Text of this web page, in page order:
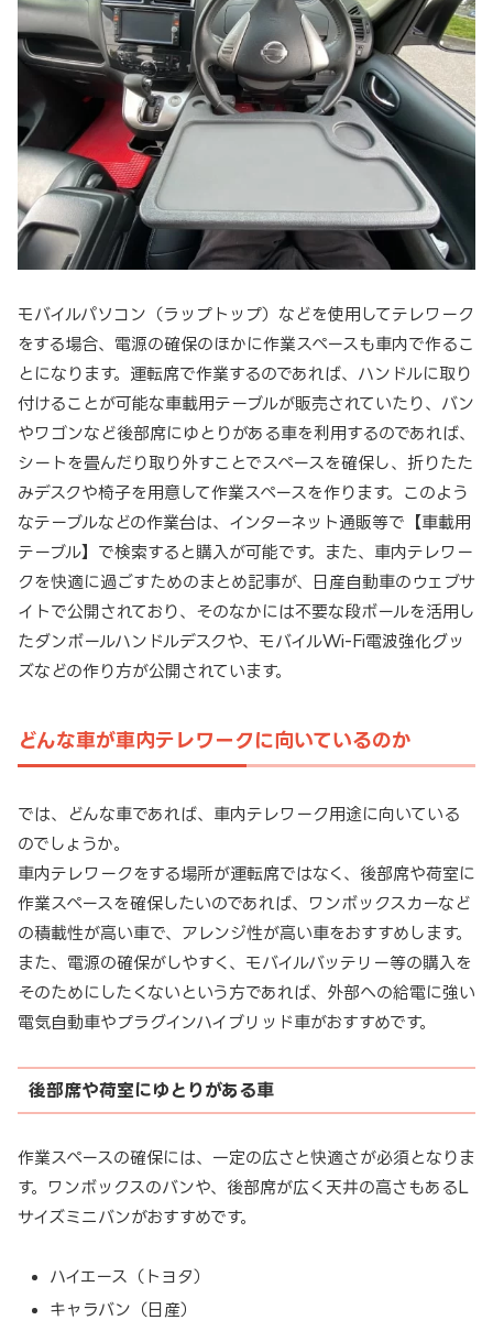
モバイルパソコン（ラップトップ）などを使用してテレワーク
をする場合、電源の確保のほかに作業スペースも車内で作るこ
とになります。運転席で作業するのであれば、ハンドルに取り
付けることが可能な車載用テーブルが販売されていたり、バン
やワゴンなど後部席にゆとりがある車を利用するのであれば、
シートを畳んだり取り外すことでスペースを確保し、折りたた
みデスクや椅子を用意して作業スペースを作ります。このよう
なテーブルなどの作業台は、インターネット通販等で【車載用
テーブル】で検索すると購入が可能です。また、車内テレワー
クを快適に過ごすためのまとめ記事が、日産自動車のウェブサ
イトで公開されており、そのなかには不要な段ボールを活用し
たダンボールハンドルデスクや、モバイルWi-Fi電波強化グッ
ズなどの作り方が公開されています。
どんな車が車内テレワークに向いているのか
では、どんな車であれば、車内テレワーク用途に向いている
のでしょうか。
車内テレワークをする場所が運転席ではなく、後部席や荷室に
作業スペースを確保したいのであれば、ワンボックスカーなど
の積載性が高い車で、アレンジ性が高い車をおすすめします。
また、電源の確保がしやすく、モバイルバッテリー等の購入を
そのためにしたくないという方であれば、外部への給電に強い
電気自動車やプラグインハイブリッド車がおすすめです。
後部席や荷室にゆとりがある車
作業スペースの確保には、一定の広さと快適さが必須となりま
す。ワンボックスのバンや、後部席が広く天井の高さもあるL
サイズミニバンがおすすめです。
ハイエース（トヨタ）
キャラバン（日産）